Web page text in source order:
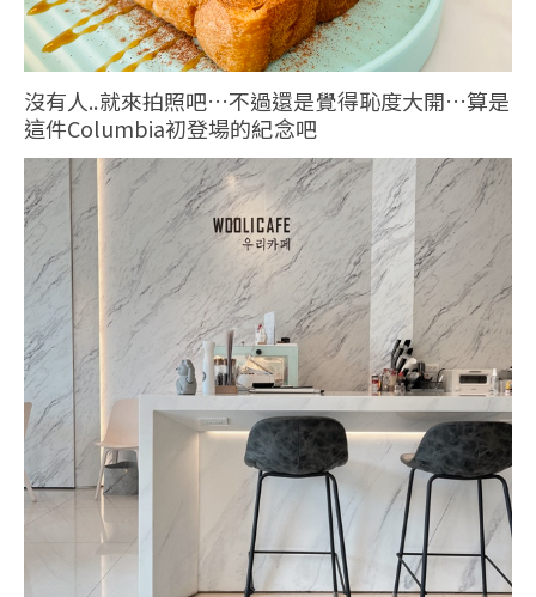
沒有人..就來拍照吧…不過還是覺得恥度大開…算是
這件Columbia初登場的紀念吧